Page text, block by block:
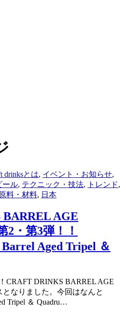
drinksとは, イベント・お知らせ,
ール, テクニック・技法, トレンド,
原料・材料, 日本
AGE
2・第3弾！！
Barrel Aged Tripel ＆
CRAFT DRINKS BARREL AGE
となりました。今回はなんと
Tripel ＆ Quadru…